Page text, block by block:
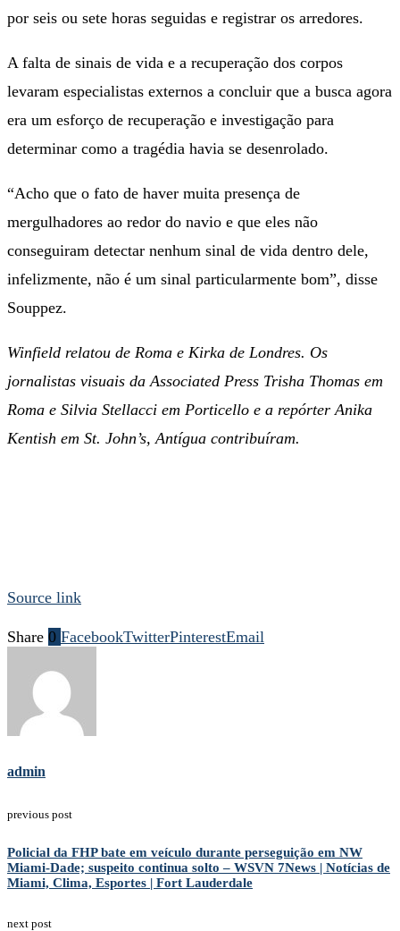
por seis ou sete horas seguidas e registrar os arredores.
A falta de sinais de vida e a recuperação dos corpos
levaram especialistas externos a concluir que a busca agora
era um esforço de recuperação e investigação para
determinar como a tragédia havia se desenrolado.
“Acho que o fato de haver muita presença de
mergulhadores ao redor do navio e que eles não
conseguiram detectar nenhum sinal de vida dentro dele,
infelizmente, não é um sinal particularmente bom”, disse
Souppez.
Winfield relatou de Roma e Kirka de Londres. Os
jornalistas visuais da Associated Press Trisha Thomas em
Roma e Silvia Stellacci em Porticello e a repórter Anika
Kentish em St. John’s, Antígua contribuíram.
Source link
Share 0 FacebookTwitterPinterestEmail
admin
previous post
Policial da FHP bate em veículo durante perseguição em NW
Miami-Dade; suspeito continua solto – WSVN 7News | Notícias de
Miami, Clima, Esportes | Fort Lauderdale
next post